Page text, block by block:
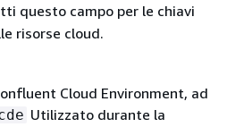
questo campo per le chiavi
risorse cloud.
Cloud Environment, ad
Utilizzato durante la